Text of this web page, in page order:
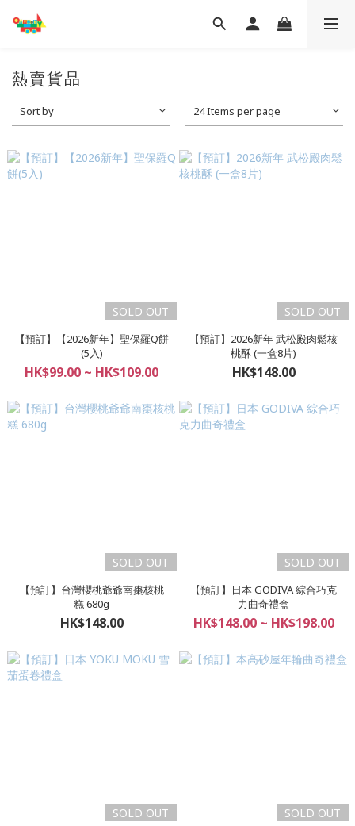
熱賣貨品
Sort by 24 Items per page
SOLD OUT
【預訂】【2026新年】聖保羅Q餅
(5入)
HK$99.00 ~ HK$109.00
SOLD OUT
【預訂】2026新年 武松殿肉鬆核
桃酥 (一盒8片)
HK$148.00
SOLD OUT
【預訂】台灣櫻桃爺爺南棗核桃
糕 680g
HK$148.00
SOLD OUT
【預訂】日本 GODIVA 綜合巧克
力曲奇禮盒
HK$148.00 ~ HK$198.00
SOLD OUT SOLD OUT